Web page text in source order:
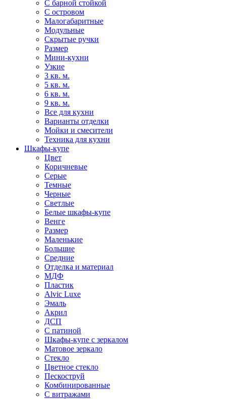
С барной стойкой
С островом
Малогабаритные
Модульные
Скрытые ручки
Размер
Мини-кухни
Узкие
3 кв. м.
5 кв. м.
6 кв. м.
9 кв. м.
Все для кухни
Варианты отделки
Мойки и смесители
Техника для кухни
Шкафы-купе
Цвет
Коричневые
Серые
Темные
Черные
Светлые
Белые шкафы-купе
Венге
Размер
Маленькие
Большие
Средние
Отделка и материал
МДФ
Пластик
Alvic Luxe
Эмаль
Акрил
ДСП
С патиной
Шкафы-купе с зеркалом
Матовое зеркало
Стекло
Цветное стекло
Пескоструй
Комбинированные
С витражами